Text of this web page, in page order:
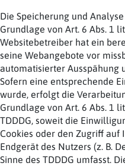
Die Speicherung und
Grundlage von Art. 6 Abs. 1
Websitebetreiber hat ein
seine Webangebote vor
automatisierter Ausspähung
Sofern eine entsprechende
wurde, erfolgt die
Grundlage von Art. 6 Abs. 1
TDDDG, soweit die
Cookies oder den Zugriff auf
Endgerät des Nutzers (z. B.
Sinne des TDDDG umfasst.